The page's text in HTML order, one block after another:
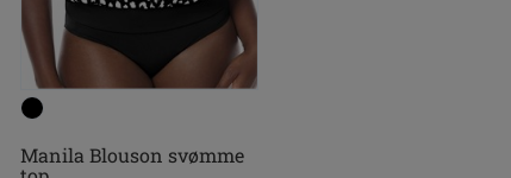
Manila Blouson svømme